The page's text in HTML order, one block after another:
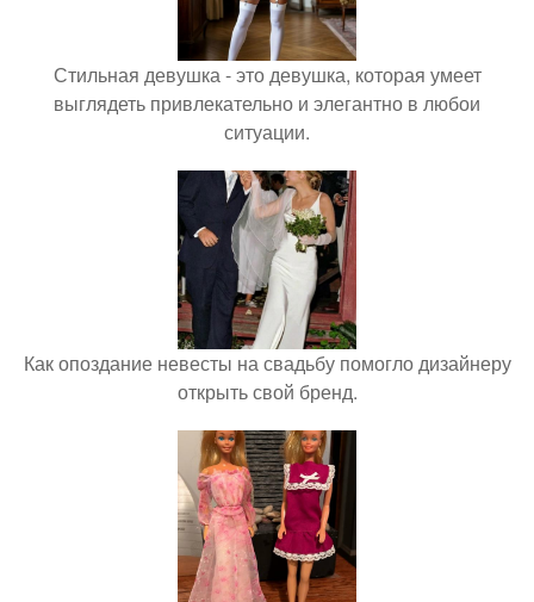
Стильная девушка - это девушка, которая умеет
выглядеть привлекательно и элегантно в любои
ситуации.
Как опоздание невесты на свадьбу помогло дизайнеру
открыть свой бренд.